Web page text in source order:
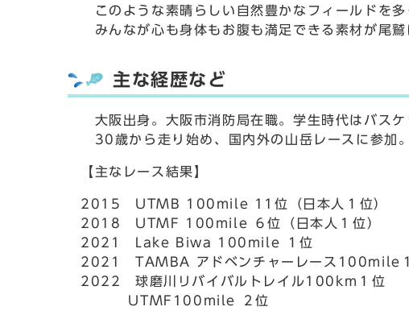
このような素晴らしい自然豊かなフィールドを多
みんなが心も身体もお腹も満足できる素材が尾鷲
主な経歴など
大阪出身。大阪市消防局在職。学生時代はバスケ
30歳から走り始め、国内外の山岳レースに参加。
【主なレース結果】
2015 UTMB 100mile 11位（日本人１位）
2018 UTMF 100mile ６位（日本人１位）
2021 Lake Biwa 100mile １位
2021 TAMBA アドベンチャーレース100mile
2022 球磨川リバイバルトレイル100km１位
UTMF100mile ２位